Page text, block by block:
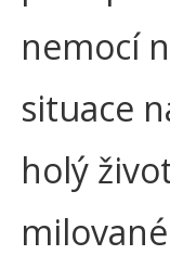
nemocí
situace
holý